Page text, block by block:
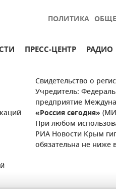
ПОЛИТИКА
ПРЕСС-ЦЕНТР РАДИО
Свидетельство о
Учредитель:
предприятие
«Россия сегодня»
При любом
РИА Новости Крым
обязательна не ниже